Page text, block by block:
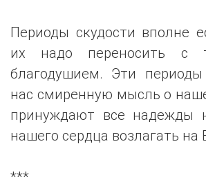
Периоды скудости вполне
их надо переносить с
благодушием. Эти
нас смиренную мысль о
принуждают все надежды
нашего сердца возлагать на
***